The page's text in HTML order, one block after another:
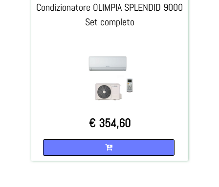
Condizionatore OLIMPIA SPLENDID 9000
Set completo
€ 354,60